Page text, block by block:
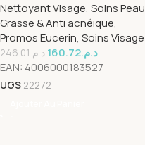
NETTOYANT 150ml
Nettoyant Visage, Soins Peau
Grasse & Anti acnéique,
Promos Eucerin, Soins Visage
د.م.246.01 د.م.160.72
EAN: 4006000183527
UGS 22272